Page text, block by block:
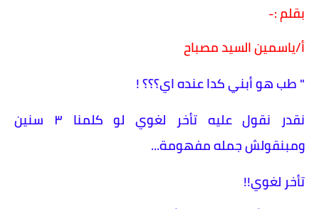
بقلم :-
أ/ياسمين السيد مصباح
" طب هو أبني كدا عنده اي؟؟؟ !
نقدر نقول عليه تأخر لغوي لو كلمنا ٣ سنين
ومبنقولش جمله مفهومة...
تأخر لغوي!!